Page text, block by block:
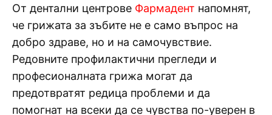
От дентални центрове Фармадент напомнят,
че грижата за зъбите не е само въпрос на
добро здраве, но и на самочувствие.
Редовните профилактични прегледи и
професионалната грижа могат да
предотвратят редица проблеми и да
помогнат на всеки да се чувства по-уверен в